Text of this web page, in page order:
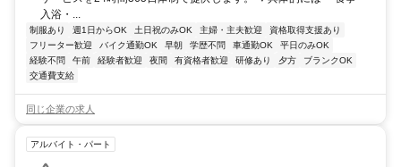
入浴・...
制服あり 週1日からOK 土日祝のみOK 主婦・主夫歓迎
資格取得支援あり
フリーター歓迎
バイク通勤OK 早朝 学歴不問 車通勤OK
平日のみOK
経験不問
午前 経験者歓迎 夜間 有資格者歓迎 研修あり 夕方
ブランクOK
交通費支給
同じ企業の求人
アルバイト・パート